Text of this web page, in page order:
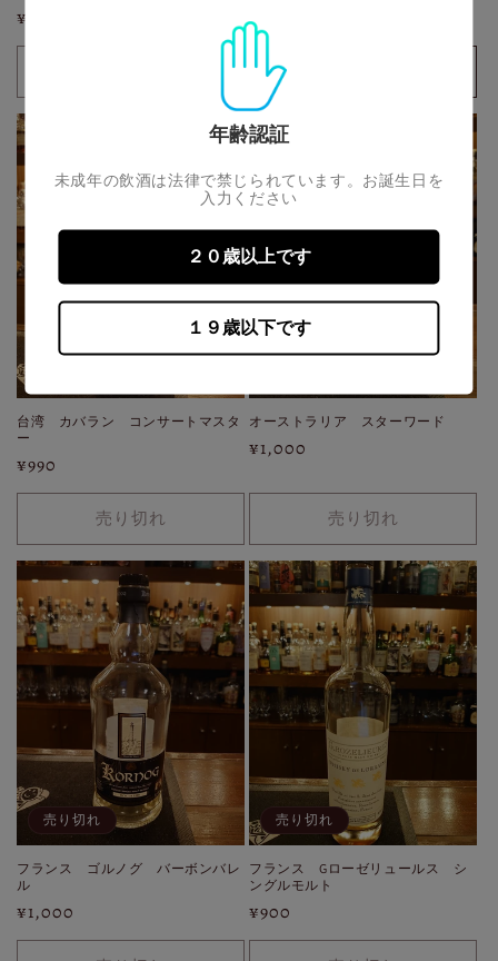
通
常
格
¥1,000
通
常
価
格
¥1,000から
台湾 カバラン コンサートマスタ
ー
通
常
格
¥990
売り切れ
オーストラリア スターワード
通
価
¥1,000
売り切れ
売り切れ
フランス ゴルノグ バーボンバレ
ル
通
常
¥1,000
売り切れ
フランス Gローゼリュールス シ
ングルモルト
通
常
¥900
年齢認証
未成年の飲酒は法律で禁じられています。お誕生日を
入力ください
２０歳以上です
１９歳以下です